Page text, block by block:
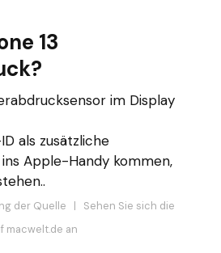
13
im Display
als zusätzliche
Apple-Handy kommen,
der Quelle | Sehen Sie sich die
macwelt.de an